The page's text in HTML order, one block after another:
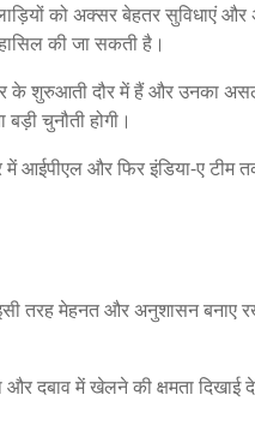
को अक्सर बेहतर सुविधाएं
की जा सकती है।
शुरुआती दौर में हैं और उनका
चुनौती होगी।
में आईपीएल और फिर इंडिया-ए
तरह मेहनत और अनुशासन बनाए
दबाव में खेलने की क्षमता दिखाई